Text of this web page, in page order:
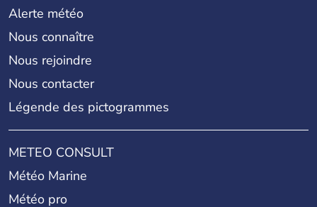
Alerte météo
Nous connaître
Nous rejoindre
Nous contacter
Légende des pictogrammes
METEO CONSULT
Météo Marine
Météo pro